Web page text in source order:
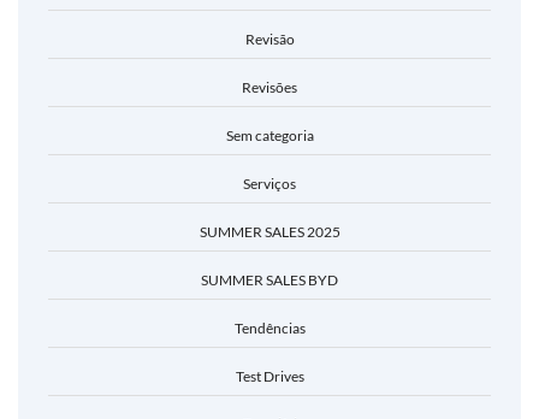
Revisão
Revisões
Sem categoria
Serviços
SUMMER SALES 2025
SUMMER SALES BYD
Tendências
Test Drives